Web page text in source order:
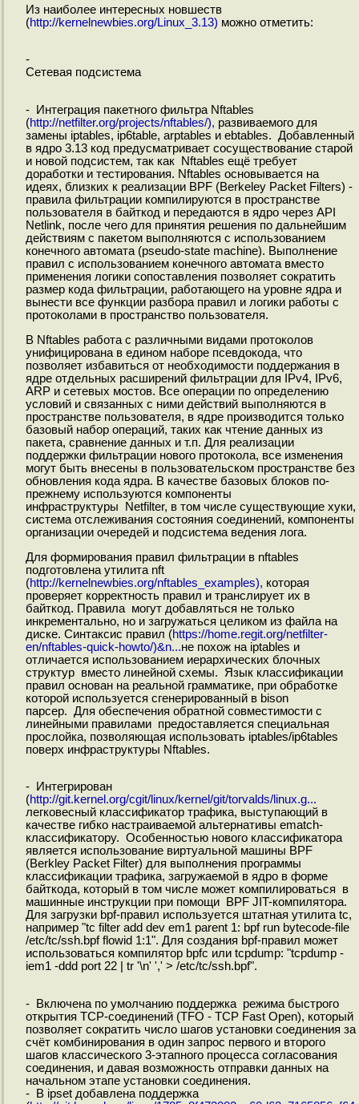
Из наиболее интересных новшеств
(http://kernelnewbies.org/Linux_3.13) можно отметить:
-
Сетевая подсистема
- Интеграция пакетного фильтра Nftables
(http://netfilter.org/projects/nftables/), развиваемого для
замены iptables, ip6table, arptables и ebtables. Добавленный
в ядро 3.13 код предусматривает сосуществование старой
и новой подсистем, так как Nftables ещё требует
доработки и тестирования. Nftables основывается на
идеях, близких к реализации BPF (Berkeley Packet Filters) -
правила фильтрации компилируются в пространстве
пользователя в байткод и передаются в ядро через API
Netlink, после чего для принятия решения по дальнейшим
действиям с пакетом выполняются с использованием
конечного автомата (pseudo-state machine). Выполнение
правил с использованием конечного автомата вместо
применения логики сопоставления позволяет сократить
размер кода фильтрации, работающего на уровне ядра и
вынести все функции разбора правил и логики работы с
протоколами в пространство пользователя.
В Nftables работа с различными видами протоколов
унифицирована в едином наборе псевдокода, что
позволяет избавиться от необходимости поддержания в
ядре отдельных расширений фильтрации для IPv4, IPv6,
ARP и сетевых мостов. Все операции по определению
условий и связанных с ними действий выполняются в
пространстве пользователя, в ядре производится только
базовый набор операций, таких как чтение данных из
пакета, сравнение данных и т.п. Для реализации
поддержки фильтрации нового протокола, все изменения
могут быть внесены в пользовательском пространстве без
обновления кода ядра. В качестве базовых блоков по-
прежнему используются компоненты
инфраструктуры Netfilter, в том числе существующие хуки,
система отслеживания состояния соединений, компоненты
организации очередей и подсистема ведения лога.
Для формирования правил фильтрации в nftables
подготовлена утилита nft
(http://kernelnewbies.org/nftables_examples), которая
проверяет корректность правил и транслирует их в
байткод. Правила могут добавляться не только
инкрементально, но и загружаться целиком из файла на
диске. Синтаксис правил (https://home.regit.org/netfilter-
en/nftables-quick-howto/)&n...не похож на iptables и
отличается использованием иерархических блочных
структур вместо линейной схемы. Язык классификации
правил основан на реальной грамматике, при обработке
которой используется сгенерированный в bison
парсер. Для обеспечения обратной совместимости с
линейными правилами предоставляется специальная
прослойка, позволяющая использовать iptables/ip6tables
поверх инфраструктуры Nftables.
- Интегрирован
(http://git.kernel.org/cgit/linux/kernel/git/torvalds/linux.g...
легковесный классификатор трафика, выступающий в
качестве гибко настраиваемой альтернативы ematch-
классификатору. Особенностью нового классификатора
является использование виртуальной машины BPF
(Berkley Packet Filter) для выполнения программы
классификации трафика, загружаемой в ядро в форме
байткода, который в том числе может компилироваться в
машинные инструкции при помощи BPF JIT-компилятора.
Для загрузки bpf-правил используется штатная утилита tc,
например "tc filter add dev em1 parent 1: bpf run bytecode-file
/etc/tc/ssh.bpf flowid 1:1". Для создания bpf-правил может
использоваться компилятор bpfc или tcpdump: "tcpdump -
iem1 -ddd port 22 | tr '\n' ',' > /etc/tc/ssh.bpf".
- Включена по умолчанию поддержка режима быстрого
открытия TCP-соединений (TFO - TCP Fast Open), который
позволяет сократить число шагов установки соединения за
счёт комбинирования в один запрос первого и второго
шагов классического 3-этапного процесса согласования
соединения, и давая возможность отправки данных на
начальном этапе установки соединения.
- В ipset добавлена поддержка